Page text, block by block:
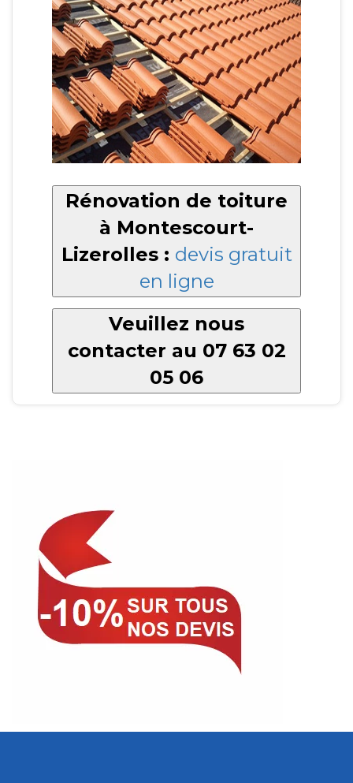
Rénovation de toiture
à Montescourt-
Lizerolles : devis gratuit
en ligne
Veuillez nous
contacter au 07 63 02
05 06